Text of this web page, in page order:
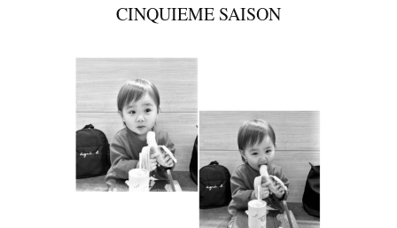
CINQUIEME SAISON